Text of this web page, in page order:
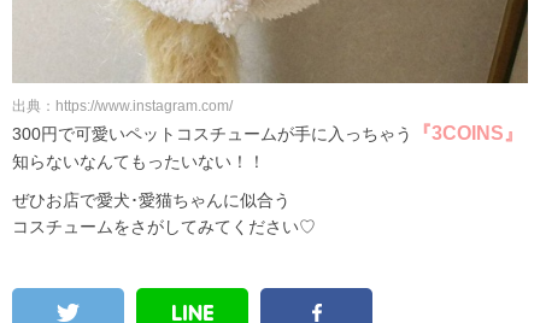
出典：https://www.instagram.com/
300円で可愛いペットコスチュームが手に入っちゃう 『3COINS』
知らないなんてもったいない！！
ぜひお店で愛犬･愛猫ちゃんに似合う
コスチュームをさがしてみてください♡